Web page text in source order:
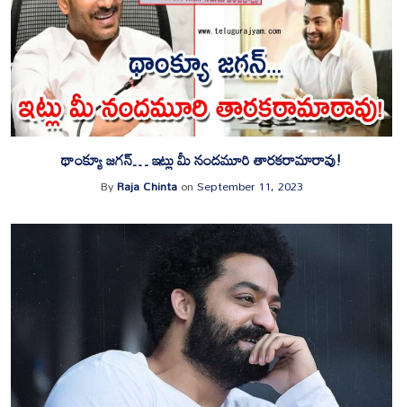
థాంక్యూ జగన్… ఇట్లు మీ నందమూరి తారకరామారావు!
ByRaja ChintaonSeptember 11, 2023